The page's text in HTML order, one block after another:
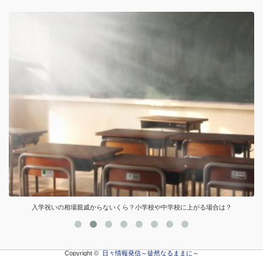
入学祝いの相場親戚からないくら？小学校や中学校に上がる場合は？
Copyright © 日々情報発信～徒然なるままに～